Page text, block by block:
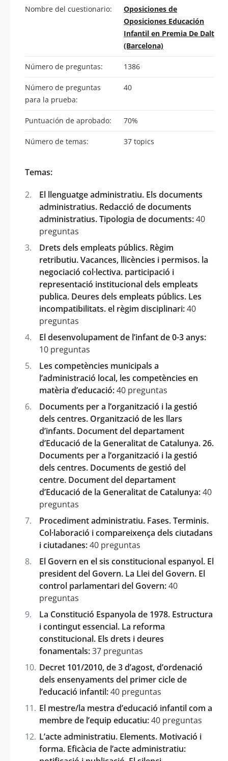
Nombre del cuestionario:
Oposiciones de
Oposiciones Educación
Infantil en Premia De Dalt
(Barcelona)
Número de preguntas: 1386
Número de preguntas
para la prueba:
40
Puntuación de aprobado: 70%
Número de temas: 37 topics
Temas:
El llenguatge administratiu. Els documents
administratius. Redacció de documents
administratius. Tipologia de documents:40
preguntas
Drets dels empleats públics. Règim
retributiu. Vacances, llicències i permisos. la
negociació col·lectiva. participació i
representació institucional dels empleats
publica. Deures dels empleats públics. Les
incompatibilitats. el règim disciplinari:40
preguntas
El desenvolupament de l’infant de 0-3 anys:
10 preguntas
Les competències municipals a
l’administració local, les competències en
matèria d’educació:40 preguntas
Documents per a l’organització i la gestió
dels centres. Organització de les llars
d’infants. Document del departament
d’Educació de la Generalitat de Catalunya. 26.
Documents per a l’organització i la gestió
dels centres. Documents de gestió del
centre. Document del departament
d’Educació de la Generalitat de Catalunya:40
preguntas
Procediment administratiu. Fases. Terminis.
Col·laboració i compareixença dels ciutadans
i ciutadanes:40 preguntas
El Govern en el sis constitucional espanyol. El
president del Govern. La Llei del Govern. El
control parlamentari del Govern:40
preguntas
La Constitució Espanyola de 1978. Estructura
i contingut essencial. La reforma
constitucional. Els drets i deures
fonamentals:37 preguntas
Decret 101/2010, de 3 d’agost, d’ordenació
dels ensenyaments del primer cicle de
l’educació infantil:40 preguntas
El mestre/la mestra d’educació infantil com a
membre de l’equip educatiu:40 preguntas
L’acte administratiu. Elements. Motivació i
forma. Eficàcia de l’acte administratiu: